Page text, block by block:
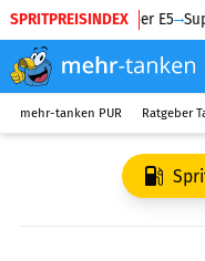
SPRITPREISINDEX
Diesel Super E5
mehr-tanken PUR Ratgeber